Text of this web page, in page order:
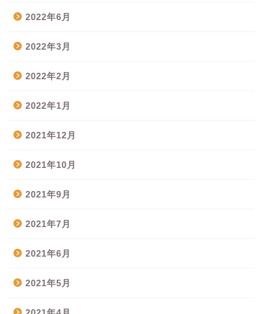
2022年6月
2022年3月
2022年2月
2022年1月
2021年12月
2021年10月
2021年9月
2021年7月
2021年6月
2021年5月